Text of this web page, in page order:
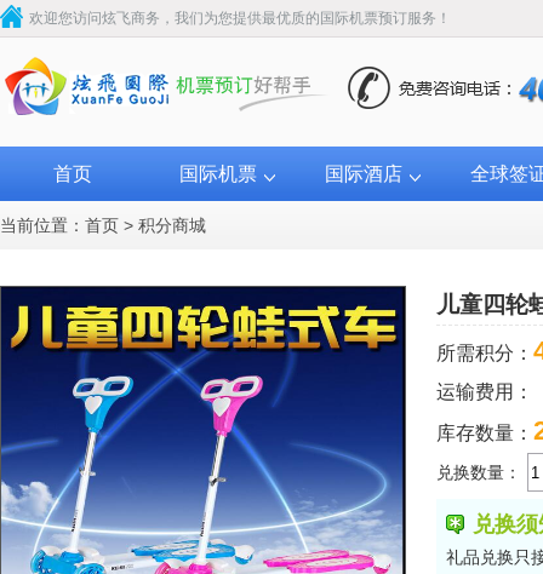
欢迎您访问炫飞商务，我们为您提供最优质的国际机票预订服务！
首页 国际机票 国际酒店 全球签
当前位置： 首页 > 积分商城
儿童四轮
所需积分：
运输费用：
库存数量：
兑换数量：
兑换
礼品兑换只